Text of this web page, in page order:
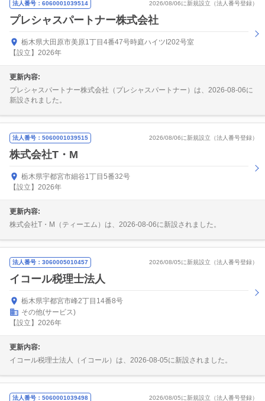
法人番号：6060001039514 2026/08/06に新規設立（法人番号登録）
プレシャスパートナー株式会社
栃木県大田原市美原1丁目4番47号時庭ハイツI202号室
【設立】2026年
更新内容:
プレシャスパートナー株式会社（プレシャスパートナー）は、2026-08-06に
新設されました。
法人番号：5060001039515 2026/08/06に新規設立（法人番号登録）
株式会社T・M
栃木県宇都宮市細谷1丁目5番32号
【設立】2026年
更新内容:
株式会社T・M（ティーエム）は、2026-08-06に新設されました。
法人番号：3060005010457 2026/08/05に新規設立（法人番号登録）
イコール税理士法人
栃木県宇都宮市峰2丁目14番8号
その他(サービス)
【設立】2026年
更新内容:
イコール税理士法人（イコール）は、2026-08-05に新設されました。
法人番号：5060001039498 2026/08/05に新規設立（法人番号登録）